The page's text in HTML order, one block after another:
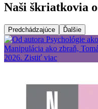
Naši škriatkovia
Predchádzajúce Ďalšie